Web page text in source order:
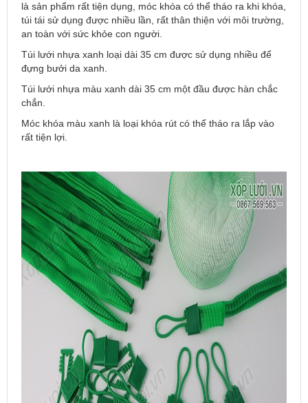
là sản phẩm rất tiện dụng, móc khóa có thể tháo ra khi khóa,
túi tái sử dụng được nhiều lần, rất thân thiện với môi trường,
an toàn với sức khỏe con người.
Túi lưới nhựa xanh loại dài 35 cm được sử dụng nhiều để
đựng bưởi da xanh.
Túi lưới nhựa màu xanh dài 35 cm một đầu được hàn chắc
chắn.
Móc khóa màu xanh là loại khóa rút có thể tháo ra lắp vào
rất tiện lợi.